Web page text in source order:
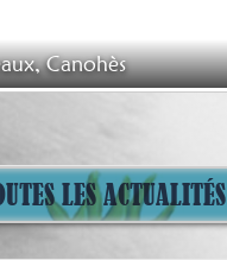
Canohès
LES ACTUALITÉS